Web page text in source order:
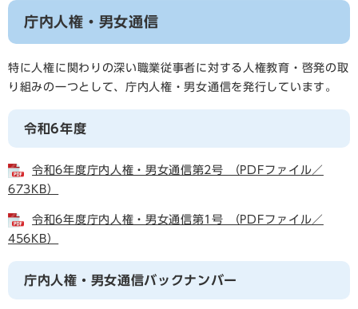
庁内人権・男女通信
特に人権に関わりの深い職業従事者に対する人権教育・啓発の取
り組みの一つとして、庁内人権・男女通信を発行しています。
令和6年度
令和6年度庁内人権・男女通信第2号 （PDFファイル／
673KB）
令和6年度庁内人権・男女通信第1号 （PDFファイル／
456KB）
庁内人権・男女通信バックナンバー